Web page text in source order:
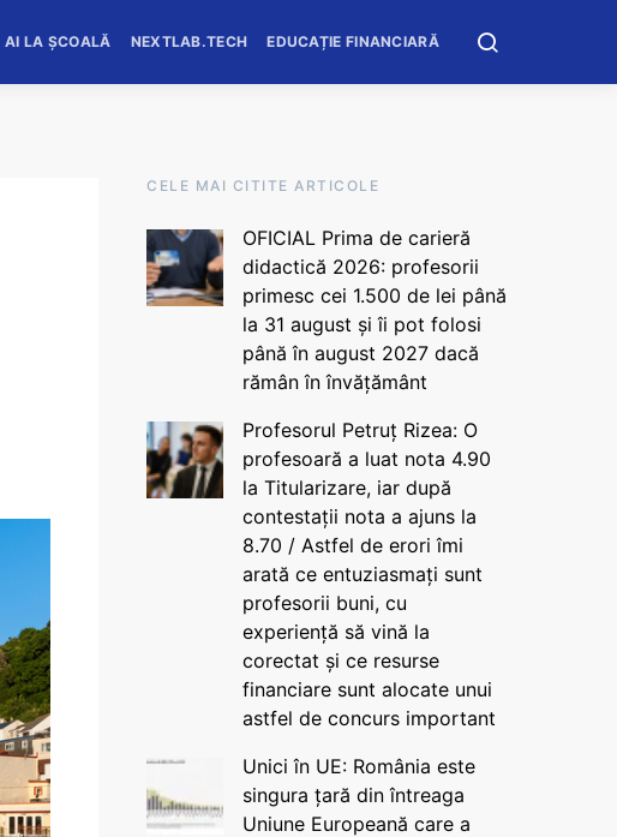
AI LA ȘCOALĂ NEXTLAB.TECH EDUCAȚIE FINANCIARĂ
CELE MAI CITITE ARTICOLE
OFICIAL Prima de carieră
didactică 2026: profesorii
primesc cei 1.500 de lei până
la 31 august și îi pot folosi
până în august 2027 dacă
rămân în învățământ
Profesorul Petruț Rizea: O
profesoară a luat nota 4.90
la Titularizare, iar după
contestații nota a ajuns la
8.70 / Astfel de erori îmi
arată ce entuziasmați sunt
profesorii buni, cu
experiență să vină la
corectat și ce resurse
financiare sunt alocate unui
astfel de concurs important
Unici în UE: România este
singura țară din întreaga
Uniune Europeană care a